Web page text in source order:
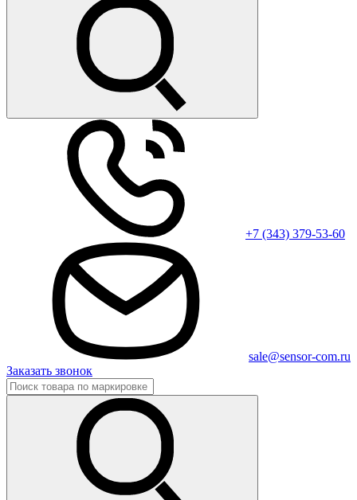
+7 (343) 379-53-60
sale@sensor-com.ru
Заказать звонок